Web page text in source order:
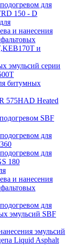
для
150 - D
и нанесения
и
эмульсий серии
битумных
575HAD Heated
SBF
для
для
180
и нанесения
для
эмульсий SBF
эмульсий
Liquid Asphalt